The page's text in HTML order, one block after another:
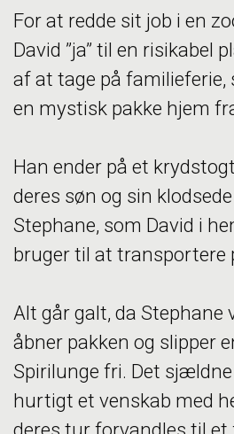
For at redde sit job i en
David ”ja” til en risikabel
af at tage på familieferie,
en mystisk pakke hjem
Han ender på et
deres søn og sin
Stephane, som David i
bruger til at transportere
Alt går galt, da Stephane
åbner pakken og slipper
Spirilunge fri. Det
hurtigt et venskab med